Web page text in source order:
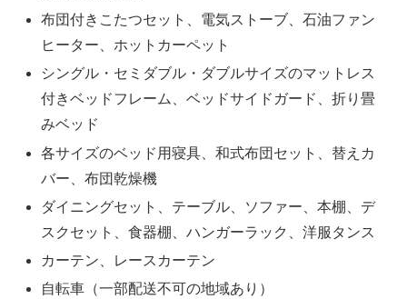
布団付きこたつセット、電気ストーブ、石油ファン
ヒーター、ホットカーペット
シングル・セミダブル・ダブルサイズのマットレス
付きベッドフレーム、ベッドサイドガード、折り畳
みベッド
各サイズのベッド用寝具、和式布団セット、替えカ
バー、布団乾燥機
ダイニングセット、テーブル、ソファー、本棚、デ
スクセット、食器棚、ハンガーラック、洋服タンス
カーテン、レースカーテン
自転車（一部配送不可の地域あり）